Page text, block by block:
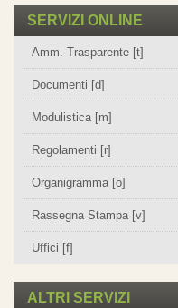
SERVIZI ONLINE
Amm. Trasparente [t]
Documenti [d]
Modulistica [m]
Regolamenti [r]
Organigramma [o]
Rassegna Stampa [v]
Uffici [f]
ALTRI SERVIZI